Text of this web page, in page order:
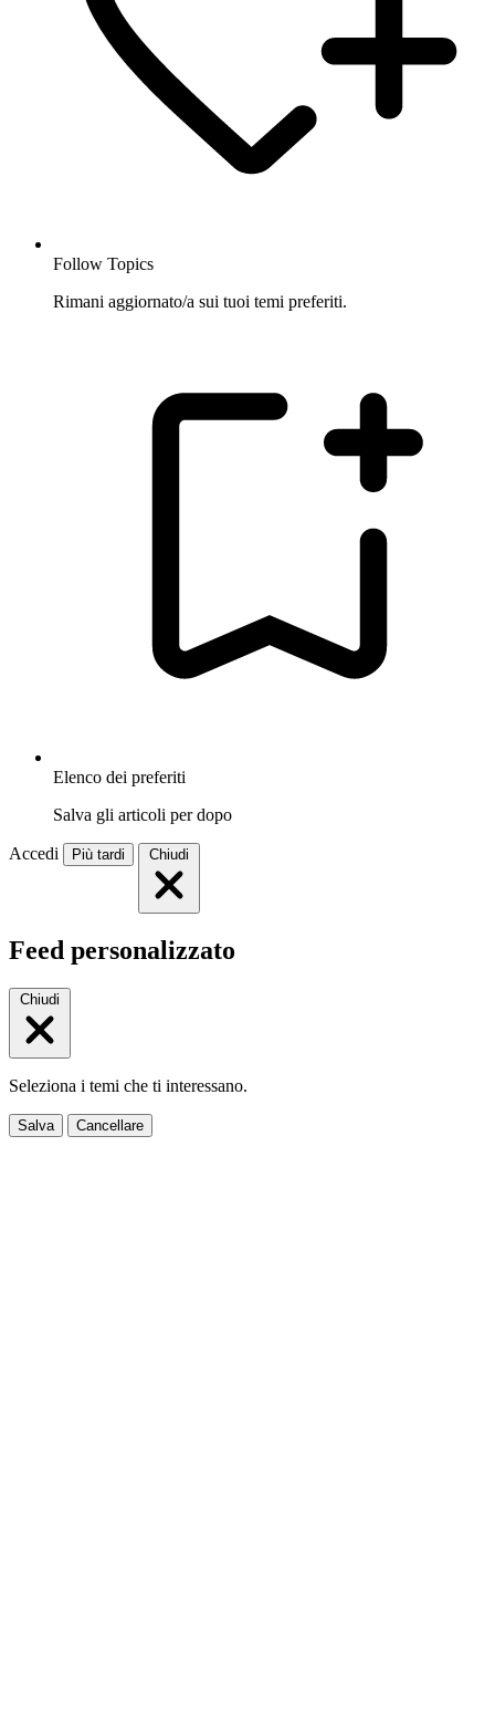
Follow Topics
Rimani aggiornato/a sui tuoi temi preferiti.
Elenco dei preferiti
Salva gli articoli per dopo
Accedi Più tardi Chiudi
Feed personalizzato
Chiudi
Seleziona i temi che ti interessano.
Salva Cancellare